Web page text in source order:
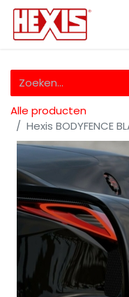
Alle producten
Hexis BODYFENCE